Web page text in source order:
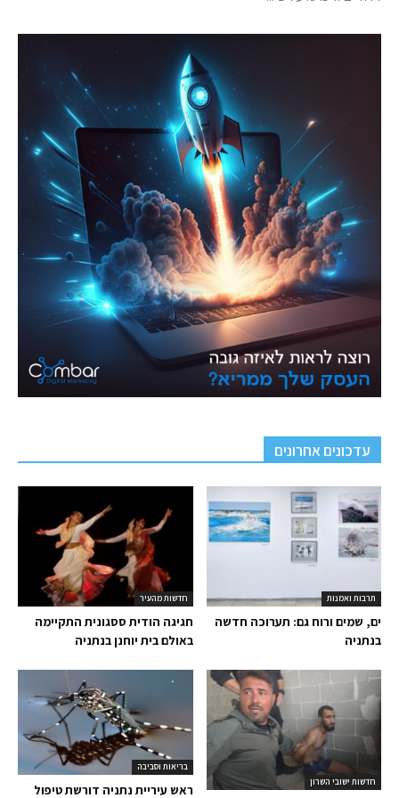
עדכונים אחרונים
חדשות מהעיר
חגיגה הודית ססגונית התקיימה
באולם בית יוחנן בנתניה
תרבות ואמנות
ים, שמים ורוח גם: תערוכה חדשה
בנתניה
בריאות וסביבה
ראש עיריית נתניה דורשת טיפול
חדשות ישובי השרון